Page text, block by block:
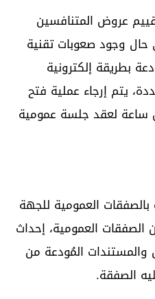
عروض المتنافسين
حال وجود صعوبات تقنية
بطريقة إلكترونية
يتم إرجاء عملية فتح
ساعة لعقد جلسة عمومية
بالصفقات العمومية للجهة
العمومية، إحداث
المُودعة من
الصفقة.